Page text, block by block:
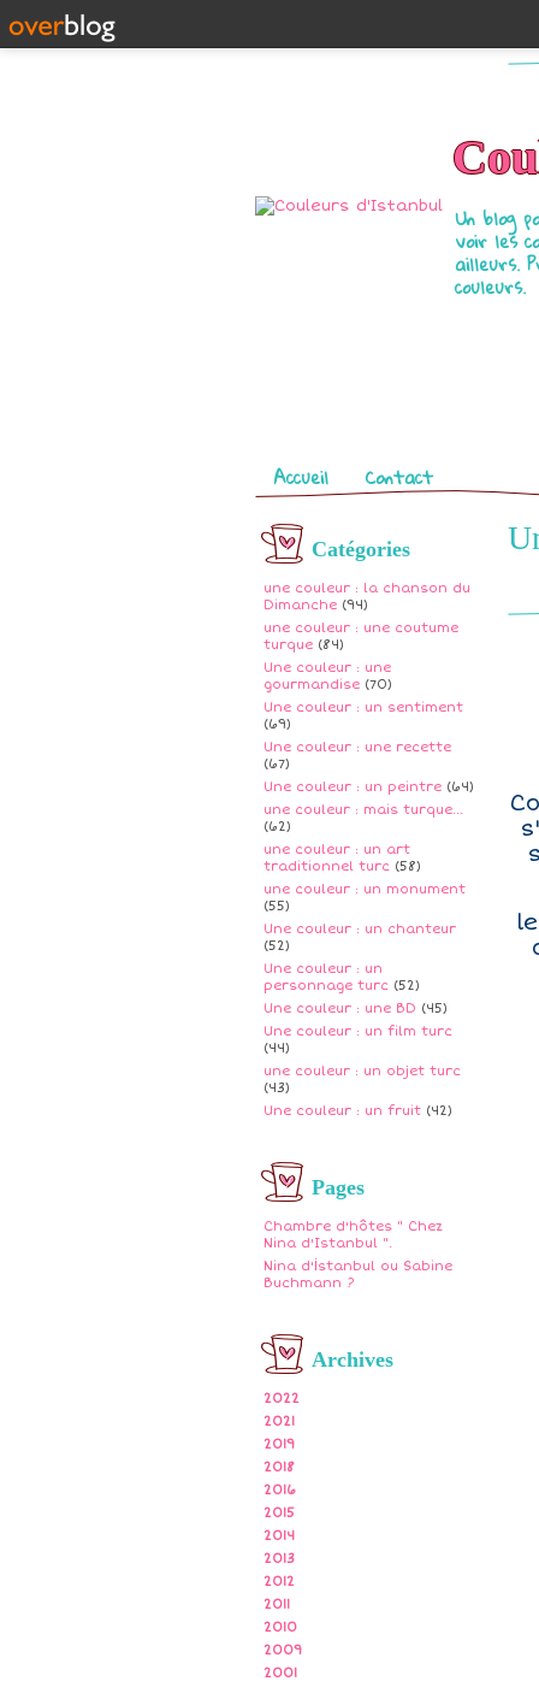
Un blog
voir les
ailleurs.
couleurs.
Pages
Accueil Contact
Catégories
une couleur : la chanson du
Dimanche (94)
une couleur : une coutume
turque (84)
Une couleur : une
gourmandise (70)
Une couleur : un sentiment
(69)
Une couleur : une recette
(67)
Une couleur : un peintre (64)
une couleur : mais turque...
(62)
une couleur : un art
traditionnel turc (58)
une couleur : un monument
(55)
Une couleur : un chanteur
(52)
Une couleur : un
personnage turc (52)
Une couleur : une BD (45)
Une couleur : un film turc
(44)
une couleur : un objet turc
(43)
Une couleur : un fruit (42)
Pages
Chambre d'hôtes " Chez
Nina d'Istanbul ".
Nina d'İstanbul ou Sabine
Buchmann ?
Archives
2022
2021
2019
2018
2016
2015
2014
2013
2012
2011
2010
2009
2001